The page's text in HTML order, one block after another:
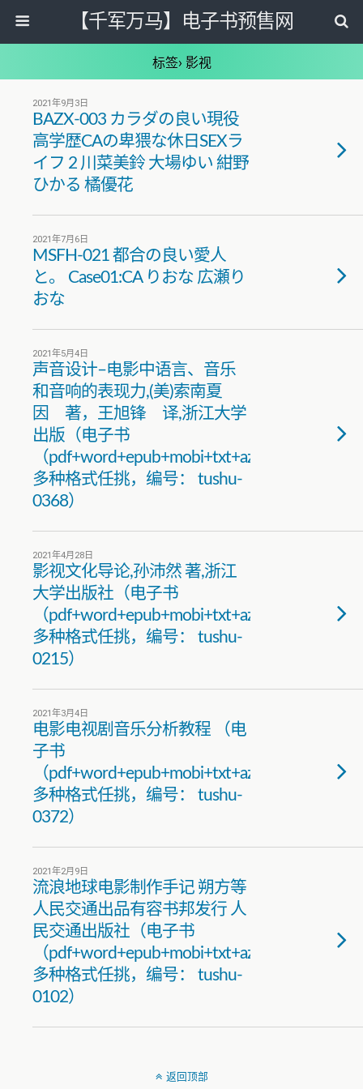
【千军万马】电子书预售网
标签› 影视
2021年9月3日
BAZX-003 カラダの良い現役
高学歴CAの卑猥な休日SEXラ
イフ 2 川菜美鈴 大場ゆい 紺野
ひかる 橘優花
2021年7月6日
MSFH-021 都合の良い愛人
と。 Case01:CA りおな 広瀬り
おな
2021年5月4日
声音设计–电影中语言、音乐
和音响的表现力,(美)索南夏
因 著，王旭锋 译,浙江大学
出版（电子书
（pdf+word+epub+mobi+txt+azw3）
多种格式任挑，编号： tushu-
0368）
2021年4月28日
影视文化导论,孙沛然 著,浙江
大学出版社（电子书
（pdf+word+epub+mobi+txt+azw3）
多种格式任挑，编号： tushu-
0215）
2021年3月4日
电影电视剧音乐分析教程 （电
子书
（pdf+word+epub+mobi+txt+azw3）
多种格式任挑，编号： tushu-
0372）
2021年2月9日
流浪地球电影制作手记 朔方等
人民交通出品有容书邦发行 人
民交通出版社（电子书
（pdf+word+epub+mobi+txt+azw3）
多种格式任挑，编号： tushu-
0102）
返回顶部